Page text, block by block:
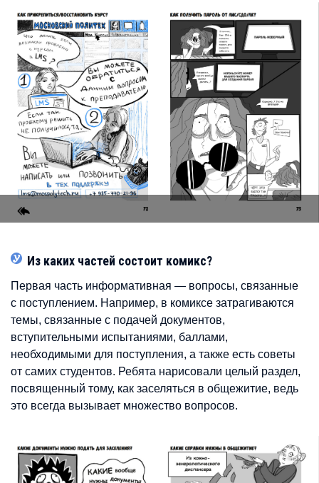
Из каких частей состоит комикс?
Первая часть информативная — вопросы, связанные
с поступлением. Например, в комиксе затрагиваются
темы, связанные с подачей документов,
вступительными испытаниями, баллами,
необходимыми для поступления, а также есть советы
от самих студентов. Ребята нарисовали целый раздел,
посвященный тому, как заселяться в общежитие, ведь
это всегда вызывает множество вопросов.